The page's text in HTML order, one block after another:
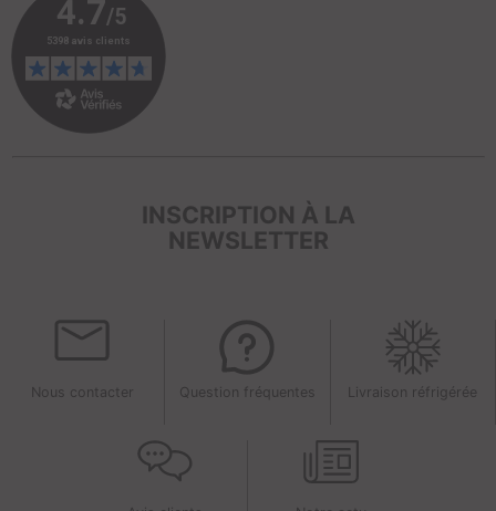
INSCRIPTION À LA
NEWSLETTER
Nous contacter Question fréquentes Livraison réfrigérée